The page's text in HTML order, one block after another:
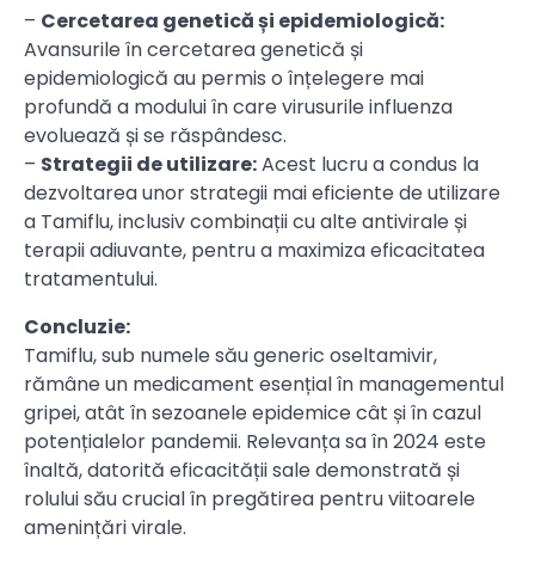
– Cercetarea genetică și epidemiologică:
Avansurile în cercetarea genetică și
epidemiologică au permis o înțelegere mai
profundă a modului în care virusurile influenza
evoluează și se răspândesc.
– Strategii de utilizare:Acest lucru a condus la
dezvoltarea unor strategii mai eficiente de utilizare
a Tamiflu, inclusiv combinații cu alte antivirale și
terapii adiuvante, pentru a maximiza eficacitatea
tratamentului.
Concluzie:
Tamiflu, sub numele său generic oseltamivir,
rămâne un medicament esențial în managementul
gripei, atât în sezoanele epidemice cât și în cazul
potențialelor pandemii. Relevanța sa în 2024 este
înaltă, datorită eficacității sale demonstrată și
rolului său crucial în pregătirea pentru viitoarele
amenințări virale.